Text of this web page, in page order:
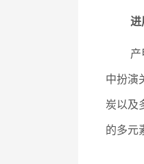
进
产
中扮演
炭以及
的多元